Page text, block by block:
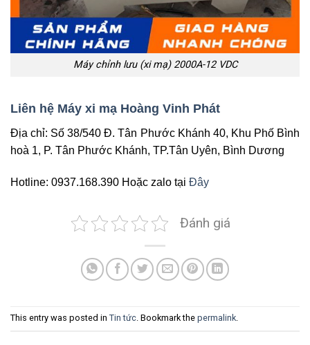
Máy chỉnh lưu (xi mạ) 2000A-12 VDC
Liên hệ Máy xi mạ Hoàng Vinh Phát
Địa chỉ: Số 38/540 Đ. Tân Phước Khánh 40, Khu Phố Bình
hoà 1, P. Tân Phước Khánh, TP.Tân Uyên, Bình Dương
Hotline: 0937.168.390 Hoặc zalo tại Đây
Đánh giá
This entry was posted in Tin tức. Bookmark the permalink.